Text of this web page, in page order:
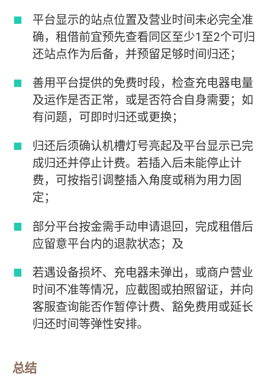
平台显示的站点位置及营业时间未必完全准
确，租借前宜预先查看同区至少1至2个可归
还站点作为后备，并预留足够时间归还；
善用平台提供的免费时段，检查充电器电量
及运作是否正常，或是否符合自身需要；如
有问题，可即时归还或更换；
归还后须确认机槽灯号亮起及平台显示已完
成归还并停止计费。若插入后未能停止计
费，可按指引调整插入角度或稍为用力固
定；
部分平台按金需手动申请退回，完成租借后
应留意平台内的退款状态；及
若遇设备损坏、充电器未弹出，或商户营业
时间不准等情况，应截图或拍照留证，并向
客服查询能否作暂停计费、豁免费用或延长
归还时间等弹性安排。
总结